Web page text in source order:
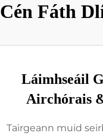
Cén Fáth
Láimhseáil
Airchórais
Tairgeann muid